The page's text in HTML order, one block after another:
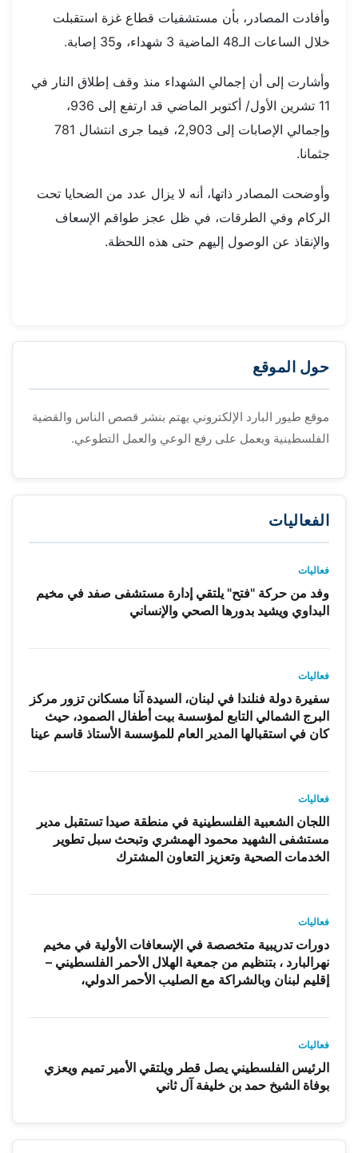
وأفادت المصادر، بأن مستشفيات قطاع غزة استقبلت
خلال الساعات الـ48 الماضية 3 شهداء، و35 إصابة.
وأشارت إلى أن إجمالي الشهداء منذ وقف إطلاق النار في
11 تشرين الأول/ أكتوبر الماضي قد ارتفع إلى 936،
وإجمالي الإصابات إلى 2,903، فيما جرى انتشال 781
جثمانا.
وأوضحت المصادر ذاتها، أنه لا يزال عدد من الضحايا تحت
الركام وفي الطرقات، في ظل عجز طواقم الإسعاف
والإنقاذ عن الوصول إليهم حتى هذه اللحظة.
حول الموقع
موقع طيور البارد الإلكتروني يهتم بنشر قصص الناس والقضية
الفلسطينية ويعمل على رفع الوعي والعمل التطوعي.
الفعاليات
فعاليات
وفد من حركة "فتح" يلتقي إدارة مستشفى صفد في مخيم
البداوي ويشيد بدورها الصحي والإنساني
فعاليات
سفيرة دولة فنلندا في لبنان، السيدة آنا مسكانن تزور مركز
البرج الشمالي التابع لمؤسسة بيت أطفال الصمود، حيث
كان في استقبالها المدير العام للمؤسسة الأستاذ قاسم عينا
فعاليات
اللجان الشعبية الفلسطينية في منطقة صيدا تستقبل مدير
مستشفى الشهيد محمود الهمشري وتبحث سبل تطوير
الخدمات الصحية وتعزيز التعاون المشترك
فعاليات
دورات تدريبية متخصصة في الإسعافات الأولية في مخيم
نهرالبارد ، بتنظيم من جمعية الهلال الأحمر الفلسطيني –
إقليم لبنان وبالشراكة مع الصليب الأحمر الدولي،
فعاليات
الرئيس الفلسطيني يصل قطر ويلتقي الأمير تميم ويعزي
بوفاة الشيخ حمد بن خليفة آل ثاني